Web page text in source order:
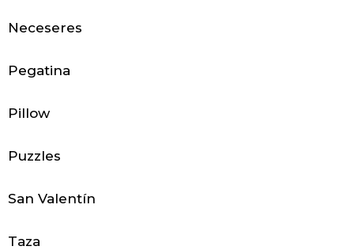
H
r
Neceseres
Pegatina
Pillow
Puzzles
San Valentín
Taza